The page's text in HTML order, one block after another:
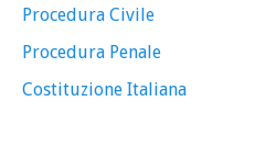
Procedura Civile
Procedura Penale
Costituzione Italiana